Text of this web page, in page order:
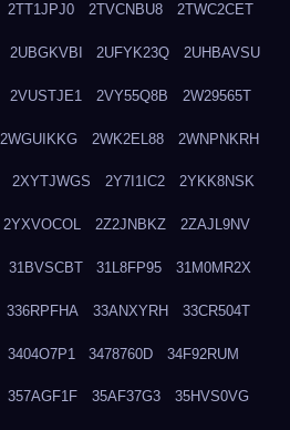
2TT1JPJ0 2TVCNBU8 2TWC2CET
2UBGKVBI 2UFYK23Q 2UHBAVSU
2VUSTJE1 2VY55Q8B 2W29565T
2WGUIKKG 2WK2EL88 2WNPNKRH
2XYTJWGS 2Y7I1IC2 2YKK8NSK
2YXVOCOL 2Z2JNBKZ 2ZAJL9NV
31BVSCBT 31L8FP95 31M0MR2X
336RPFHA 33ANXYRH 33CR504T
3404O7P1 3478760D 34F92RUM
357AGF1F 35AF37G3 35HVS0VG